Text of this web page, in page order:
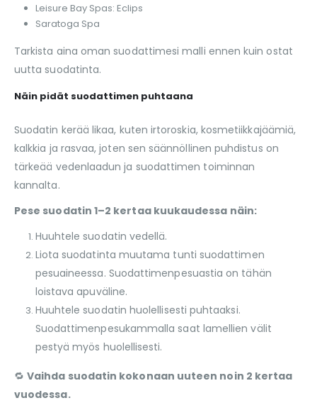
Leisure Bay Spas: Eclips
Saratoga Spa
Tarkista aina oman suodattimesi malli ennen kuin ostat
uutta suodatinta.
Näin pidät suodattimen puhtaana
Suodatin kerää likaa, kuten irtoroskia, kosmetiikkajäämiä,
kalkkia ja rasvaa, joten sen säännöllinen puhdistus on
tärkeää vedenlaadun ja suodattimen toiminnan
kannalta.
Pese suodatin 1–2 kertaa kuukaudessa näin:
Huuhtele suodatin vedellä.
Liota suodatinta muutama tunti suodattimen
pesuaineessa. Suodattimenpesuastia on tähän
loistava apuväline.
Huuhtele suodatin huolellisesti puhtaaksi.
Suodattimenpesukammalla saat lamellien välit
pestyä myös huolellisesti.
🔁Vaihda suodatin kokonaan uuteen noin 2 kertaa
vuodessa.